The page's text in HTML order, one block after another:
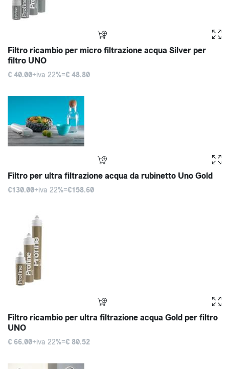
Filtro ricambio per micro filtrazione acqua Silver per
filtro UNO
€ 40.00+iva 22%=€ 48.80
Filtro per ultra filtrazione acqua da rubinetto Uno Gold
€130.00+iva 22%=€158.60
Filtro ricambio per ultra filtrazione acqua Gold per filtro
UNO
€ 66.00+iva 22%=€ 80.52